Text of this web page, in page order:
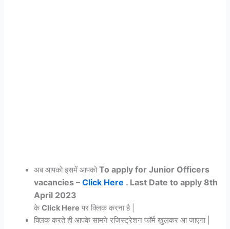
अब आपको इसमें आपकोTo apply for Junior Officers
vacancies –Click Here . Last Date to apply 8th
April 2023
केClick Here पर क्लिक करना है |
क्लिक करते ही आपके सामने रजिस्ट्रेशन फॉर्म खुलकर आ जाएगा |